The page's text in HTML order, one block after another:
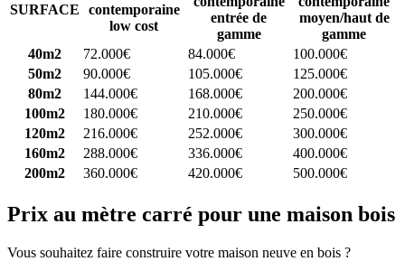
SURFACE
contemporaine
low cost
entrée de
gamme
moyen/haut de
gamme
40m2
72.000€ 84.000€
100.000€
50m2
90.000€ 105.000€
125.000€
80m2
144.000€ 168.000€
200.000€
100m2
180.000€ 210.000€
250.000€
120m2
216.000€ 252.000€
300.000€
160m2
288.000€ 336.000€
400.000€
200m2
360.000€ 420.000€ 500.000€
Prix au mètre carré pour une maison bois
Vous souhaitez faire construire votre maison neuve en bois ?